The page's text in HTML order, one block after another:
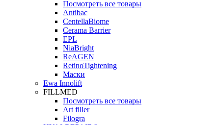
Посмотреть все товары
Antibac
CentellaBiome
Cerama Barrier
EPL
NiaBright
ReAGEN
RetinoTightening
Маски
Ewa Innolift
FILLMED
Посмотреть все товары
Art filler
Filogra